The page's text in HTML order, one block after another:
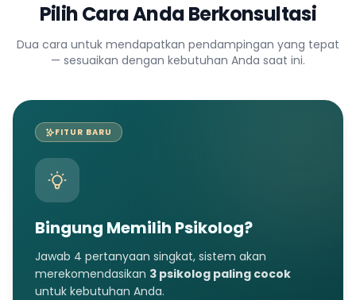
Pilih Cara Anda Berkonsultasi
Dua cara untuk mendapatkan pendampingan yang tepat
— sesuaikan dengan kebutuhan Anda saat ini.
FITUR BARU
Bingung Memilih Psikolog?
Jawab 4 pertanyaan singkat, sistem akan
merekomendasikan 3 psikolog paling cocok
untuk kebutuhan Anda.